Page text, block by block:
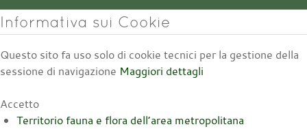
Informativa sui Cookie
Questo sito fa uso solo di cookie tecnici per la gestione della
sessione di navigazione Maggiori dettagli
Accetto
Territorio fauna e flora dell’area metropolitana